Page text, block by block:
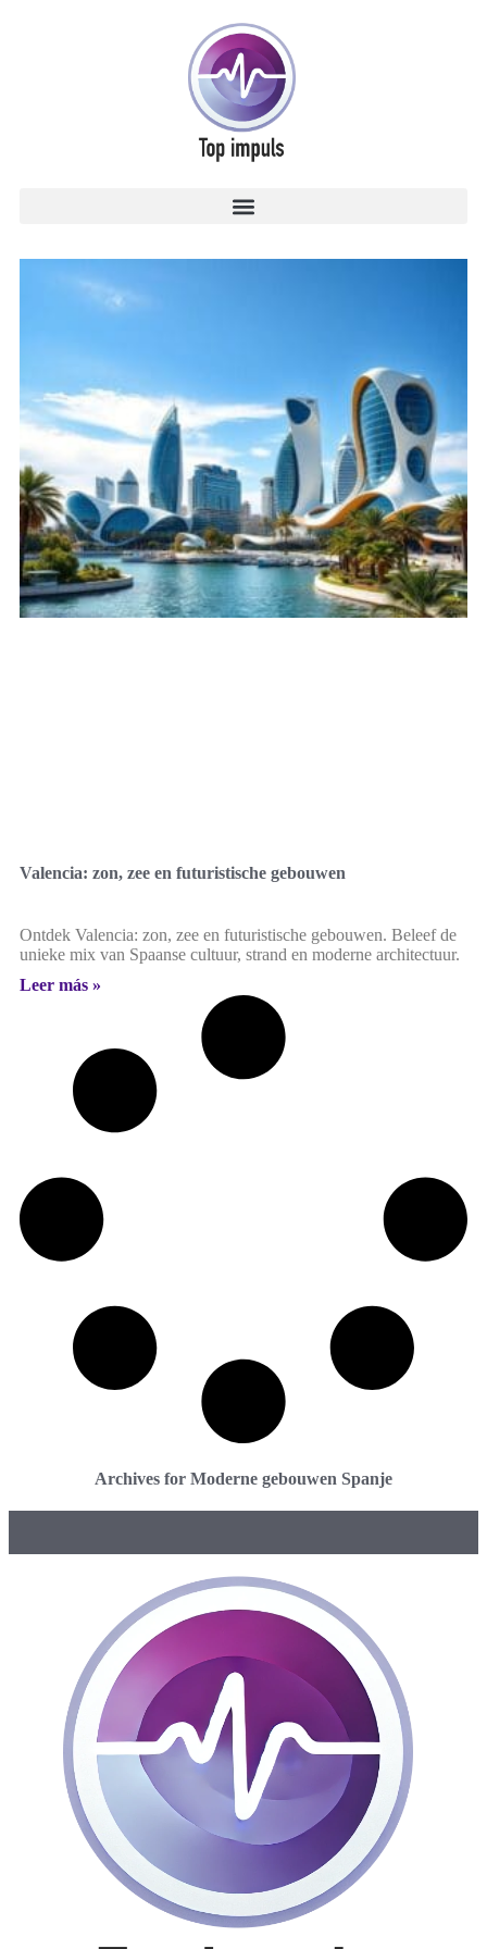
Valencia: zon, zee en futuristische gebouwen
Ontdek Valencia: zon, zee en futuristische gebouwen. Beleef de
unieke mix van Spaanse cultuur, strand en moderne architectuur.
Leer más »
Archives for Moderne gebouwen Spanje